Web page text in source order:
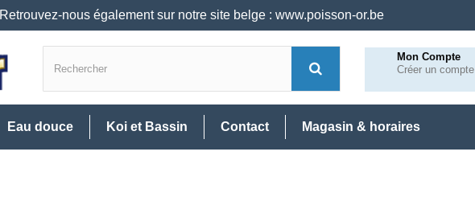
Retrouvez-nous également sur notre site belge : www.poisson-or.be
Mon Compte
Créer un compte
Eau douce Koi et Bassin Contact Magasin & horaires